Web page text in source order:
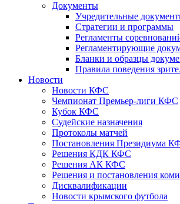
Документы
Учредительные
Стратегии и программы
Регламенты
Регламентирующие
Бланки и образцы
Правила поведения
Новости
Новости КФС
Чемпионат Премьер-лиги КФС
Кубок КФС
Судейские назначения
Протоколы матчей
Постановления Президиума
Решения КДК КФС
Решения АК КФС
Решения и постановления
Дисквалификации
Новости крымского футбола